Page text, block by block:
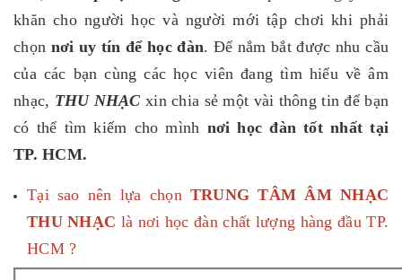
khăn cho người học và người mới tập chơi khi phải
chọn nơi uy tín để học đàn. Để nắm bắt được nhu cầu
của các bạn cùng các học viên đang tìm hiểu về âm
nhạc, THU NHẠC xin chia sẻ một vài thông tin để bạn
có thể tìm kiếm cho mình nơi học đàn tốt nhất tại
TP. HCM.
Tại sao nên lựa chọn TRUNG TÂM ÂM NHẠC
THU NHẠC là nơi học đàn chất lượng hàng đầu TP.
HCM ?